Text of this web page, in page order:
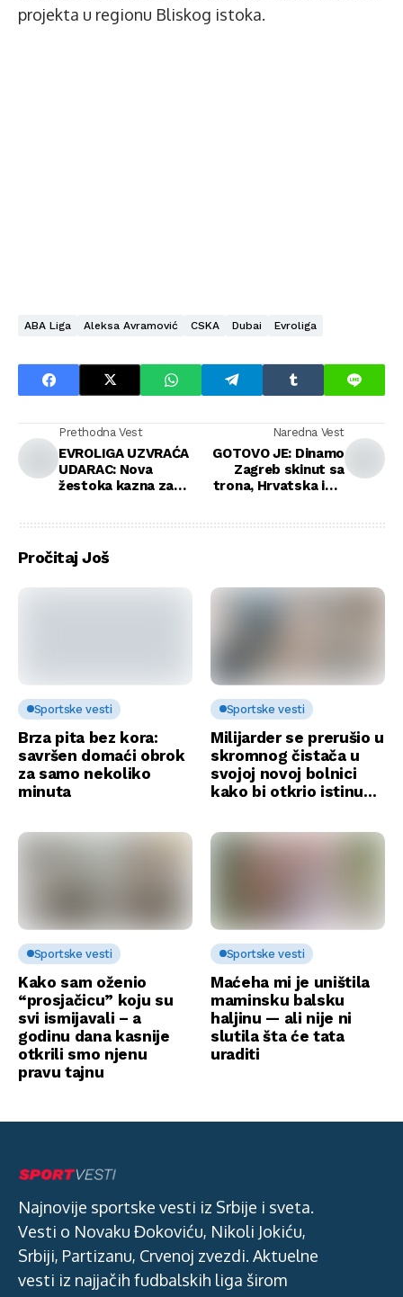
projekta u regionu Bliskog istoka.
ABA Liga Aleksa Avramović CSKA Dubai Evroliga
Prethodna Vest
EVROLIGA UZVRAĆA
UDARAC: Nova
žestoka kazna za
Naredna Vest
GOTOVO JE: Dinamo
Zagreb skinut sa
trona, Hrvatska ima
Pročitaj Još
Sportske vesti
Brza pita bez kora:
savršen domaći obrok
za samo nekoliko
minuta
Sportske vesti
Milijarder se prerušio u
skromnog čistača u
svojoj novoj bolnici
kako bi otkrio istinu…
Sportske vesti
Kako sam oženio
“prosjačicu” koju su
svi ismijavali – a
godinu dana kasnije
otkrili smo njenu
pravu tajnu
Sportske vesti
Maćeha mi je uništila
maminsku balsku
haljinu — ali nije ni
slutila šta će tata
uraditi
Najnovije sportske vesti iz Srbije i sveta.
Vesti o Novaku Đokoviću, Nikoli Jokiću,
Srbiji, Partizanu, Crvenoj zvezdi. Aktuelne
vesti iz najjačih fudbalskih liga širom